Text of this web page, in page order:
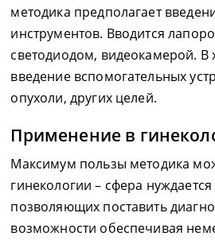
методика предполагает
инструментов. Вводится
светодиодом, видеокамерой. В
введение вспомогательных
опухоли, других целей.
Применение в
Максимум пользы методика
гинекологии – сфера
позволяющих поставить
возможности обеспечивая